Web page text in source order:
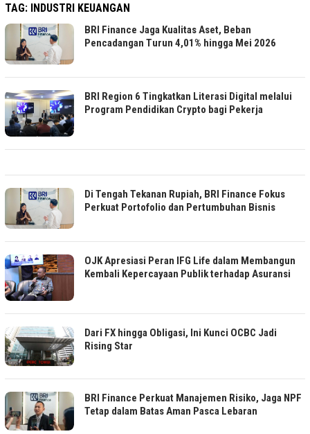
TAG: INDUSTRI KEUANGAN
BRI Finance Jaga Kualitas Aset, Beban
Pencadangan Turun 4,01% hingga Mei 2026
BRI Region 6 Tingkatkan Literasi Digital melalui
Program Pendidikan Crypto bagi Pekerja
Di Tengah Tekanan Rupiah, BRI Finance Fokus
Perkuat Portofolio dan Pertumbuhan Bisnis
OJK Apresiasi Peran IFG Life dalam Membangun
Kembali Kepercayaan Publik terhadap Asuransi
Dari FX hingga Obligasi, Ini Kunci OCBC Jadi
Rising Star
BRI Finance Perkuat Manajemen Risiko, Jaga NPF
Tetap dalam Batas Aman Pasca Lebaran